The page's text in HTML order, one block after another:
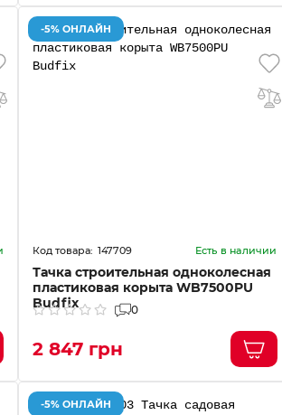
-5% ОНЛАЙН
147709 Есть в наличии
Тачка строительная одноколесная
пластиковая корыта WB7500PU
Budfix
0
2 847 грн
-5% ОНЛАЙН